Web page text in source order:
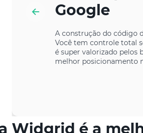
Google
A construção do código
Você tem controle total
é super valorizado pelos
melhor posicionamento
Widgrid é a